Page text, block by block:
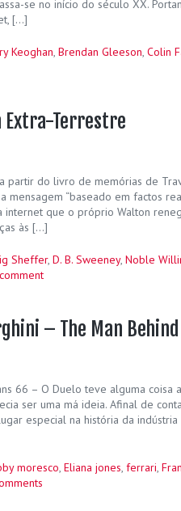
se no início do século XX.
[…]
Keoghan, Brendan Gleeson, Colin
Extra-Terrestre
partir do livro de memórias de
mensagem “baseado em factos
internet que o próprio Walton
às […]
Sheffer, D. B. Sweeney, Noble
– The Man
66 – O Duelo teve alguma coisa
ser uma má ideia. Afinal de
especial na história da
moresco, Eliana jones, ferrari,